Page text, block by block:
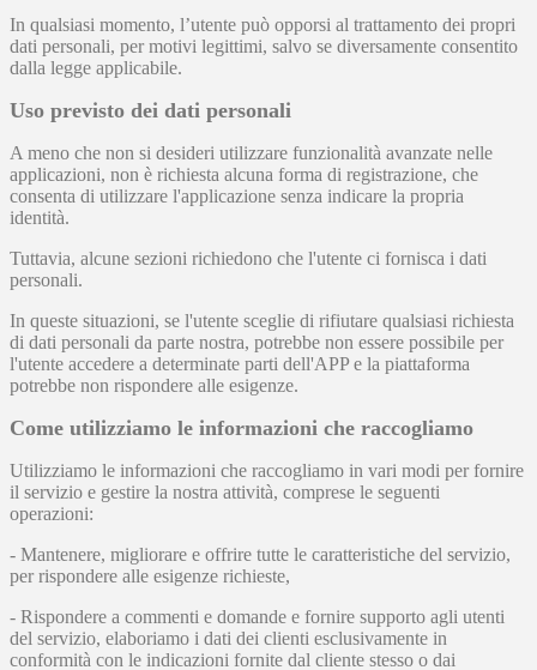
In qualsiasi momento, l’utente può opporsi al trattamento dei propri
dati personali, per motivi legittimi, salvo se diversamente consentito
dalla legge applicabile.
Uso previsto dei dati personali
A meno che non si desideri utilizzare funzionalità avanzate nelle
applicazioni, non è richiesta alcuna forma di registrazione, che
consenta di utilizzare l'applicazione senza indicare la propria
identità.
Tuttavia, alcune sezioni richiedono che l'utente ci fornisca i dati
personali.
In queste situazioni, se l'utente sceglie di rifiutare qualsiasi richiesta
di dati personali da parte nostra, potrebbe non essere possibile per
l'utente accedere a determinate parti dell'APP e la piattaforma
potrebbe non rispondere alle esigenze.
Come utilizziamo le informazioni che raccogliamo
Utilizziamo le informazioni che raccogliamo in vari modi per fornire
il servizio e gestire la nostra attività, comprese le seguenti
operazioni:
- Mantenere, migliorare e offrire tutte le caratteristiche del servizio,
per rispondere alle esigenze richieste,
- Rispondere a commenti e domande e fornire supporto agli utenti
del servizio, elaboriamo i dati dei clienti esclusivamente in
conformità con le indicazioni fornite dal cliente stesso o dai